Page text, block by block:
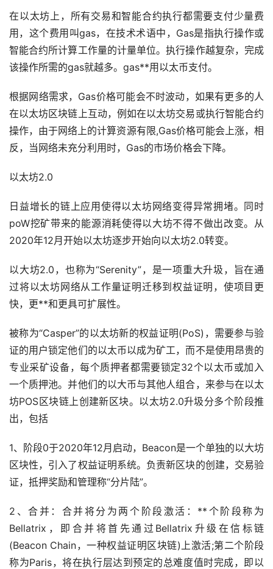
在以太坊上，所有交易和智能合约执行都需要支付少量费
用，这个费用叫gas，在技术术语中，Gas是指执行操作或
智能合约所计算工作量的计量单位。执行操作越复杂，完成
该操作所需的gas就越多。gas**用以太币支付。
根据网络需求，Gas价格可能会不时波动，如果有更多的人
在以太坊区块链上互动，例如在以太坊交易或执行智能合约
操作，由于网络上的计算资源有限,Gas价格可能会上涨，相
反，当网络未充分利用时，Gas的市场价格会下降。
以太坊2.0
日益增长的链上应用使得以太坊网络变得异常拥堵。同时
poW挖矿带来的能源消耗使得以大坊不得不做出改变。从
2020年12月开始以太坊逐步开始向以太坊2.0转变。
以大坊2.0，也称为“Serenity”，是一项重大升圾，旨在通
过将以太坊网络从工作量证明迁移到权益证明，使项目更
快，更**和更具可扩展性。
被称为“Casper”的以太坊新的权益证明(PoS)，需要参与验
证的用户锁定他们的以太币以成为矿工，而不是使用昂贵的
专业采矿设备，每个质押者都需要锁定32个以太币或加入
一个质押池。并他们的以大币与其他人组合，来参与在以太
坊POS区块链上创建新区块。以太坊2.0升圾分多个阶段推
出，包括
1、阶段0于2020年12月启动，Beacon是一个单独的以大坊
区块性，引入了权益证明系统。负责新区块的创建，交易验
证，抵押奖励和管理称“分片陆”。
2、合并：合并将分为两个阶段激活：**个阶段称为
Bellatrix，即合并将首先通过Bellatrix升级在信标链
(Beacon Chain，一种权益证明区块链)上激活;第二个阶段
称为Paris，将在执行层达到预定的总难度值时完成，即以